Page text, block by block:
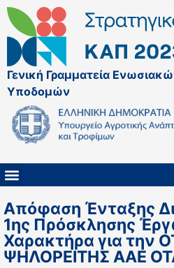
Γενική Γραμματεία
Υποδομών
Απόφαση Ένταξης
1ης Πρόσκλησης
Χαρακτήρα για
ΨΗΛΟΡΕΙΤΗΣ ΑΑΕ